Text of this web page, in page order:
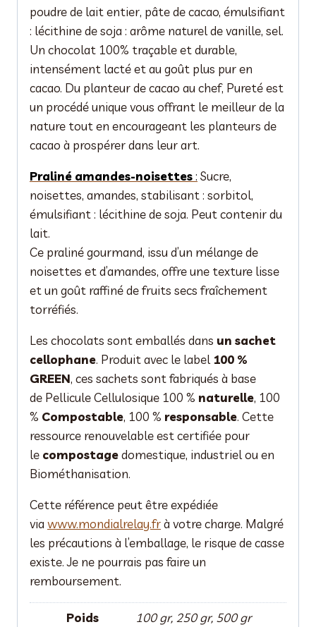
poudre de lait entier, pâte de cacao, émulsifiant
: lécithine de soja : arôme naturel de vanille, sel.
Un chocolat 100% traçable et durable,
intensément lacté et au goût plus pur en
cacao. Du planteur de cacao au chef, Pureté est
un procédé unique vous offrant le meilleur de la
nature tout en encourageant les planteurs de
cacao à prospérer dans leur art.
Praliné amandes-noisettes: Sucre,
noisettes, amandes, stabilisant : sorbitol,
émulsifiant : lécithine de soja. Peut contenir du
lait.
Ce praliné gourmand, issu d’un mélange de
noisettes et d’amandes, offre une texture lisse
et un goût raffiné de fruits secs fraîchement
torréfiés.
Les chocolats sont emballés dans un sachet
cellophane. Produit avec le label 100 %
GREEN, ces sachets sont fabriqués à base
de Pellicule Cellulosique 100 % naturelle, 100
% Compostable, 100 % responsable. Cette
ressource renouvelable est certifiée pour
le compostagedomestique, industriel ou en
Biométhanisation.
Cette référence peut être expédiée
via www.mondialrelay.frà votre charge. Malgré
les précautions à l’emballage, le risque de casse
existe. Je ne pourrais pas faire un
remboursement.
Poids 100 gr, 250 gr, 500 gr